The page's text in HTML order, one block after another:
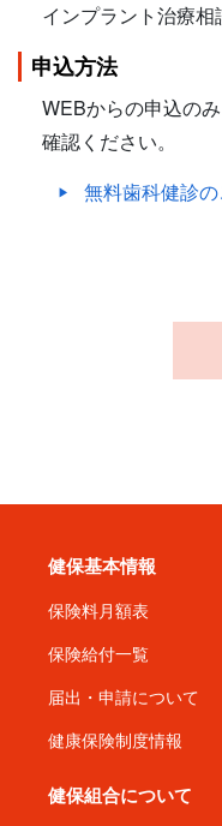
インプラント治療相
申込方法
WEBからの申込の
確認ください。
無料歯科健診の
健保基本情報
保険料月額表
保険給付一覧
届出・申請について
健康保険制度情報
健保組合について